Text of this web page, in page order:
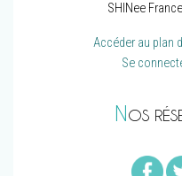
SHINee
Accéder au plan
Se
N OS